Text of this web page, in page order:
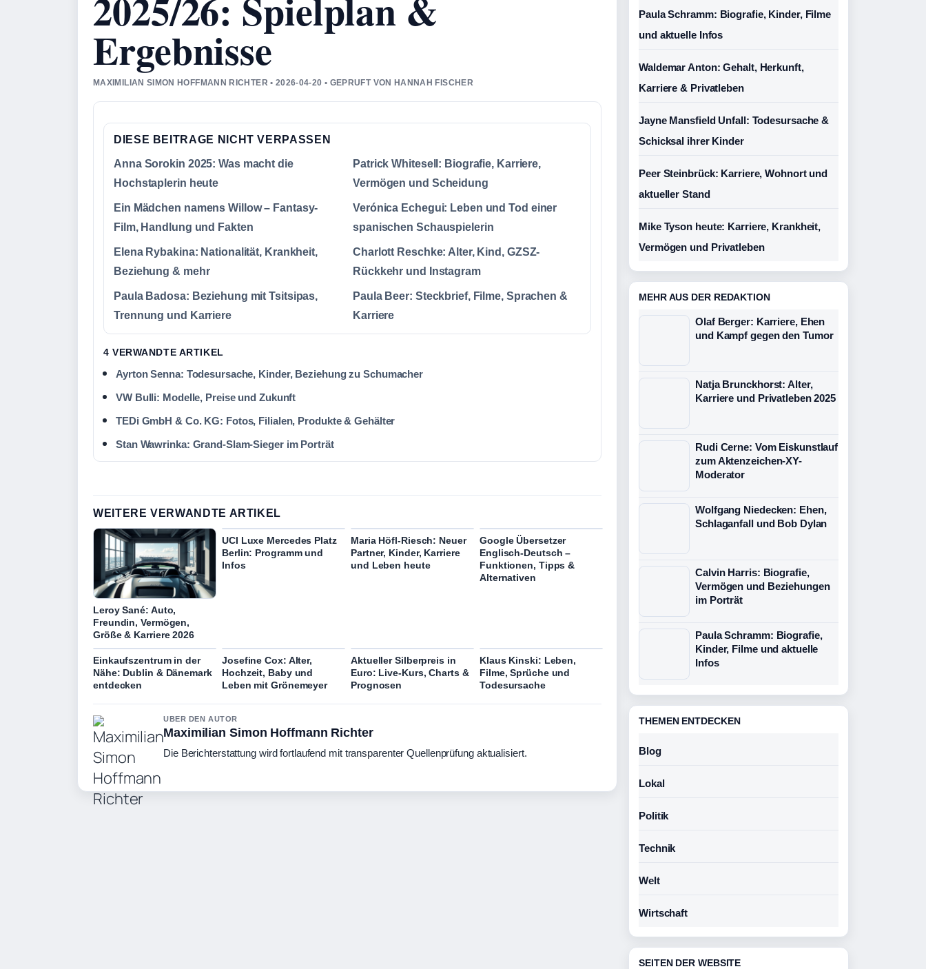
Ergebnisse
MAXIMILIAN SIMON HOFFMANN RICHTER • 2026-04-20 • GEPRUFT VON HANNAH FISCHER
DIESE BEITRAGE NICHT VERPASSEN
Anna Sorokin 2025: Was macht die
Hochstaplerin heute
Patrick Whitesell: Biografie, Karriere,
Vermögen und Scheidung
Ein Mädchen namens Willow – Fantasy-
Film, Handlung und Fakten
Verónica Echegui: Leben und Tod einer
spanischen Schauspielerin
Elena Rybakina: Nationalität, Krankheit,
Beziehung & mehr
Charlott Reschke: Alter, Kind, GZSZ-
Rückkehr und Instagram
Paula Badosa: Beziehung mit Tsitsipas,
Trennung und Karriere
Paula Beer: Steckbrief, Filme, Sprachen &
Karriere
4 VERWANDTE ARTIKEL
Ayrton Senna: Todesursache, Kinder, Beziehung zu Schumacher
VW Bulli: Modelle, Preise und Zukunft
TEDi GmbH & Co. KG: Fotos, Filialen, Produkte & Gehälter
Stan Wawrinka: Grand-Slam-Sieger im Porträt
WEITERE VERWANDTE ARTIKEL
Leroy Sané: Auto,
Freundin, Vermögen,
Größe & Karriere 2026
UCI Luxe Mercedes Platz
Berlin: Programm und
Infos
Maria Höfl-Riesch: Neuer
Partner, Kinder, Karriere
und Leben heute
Google Übersetzer
Englisch-Deutsch –
Funktionen, Tipps &
Alternativen
Einkaufszentrum in der
Nähe: Dublin & Dänemark
entdecken
Josefine Cox: Alter,
Hochzeit, Baby und
Leben mit Grönemeyer
Aktueller Silberpreis in
Euro: Live-Kurs, Charts &
Prognosen
Klaus Kinski: Leben,
Filme, Sprüche und
Todesursache
UBER DEN AUTOR
Maximilian Simon Hoffmann Richter
Die Berichterstattung wird fortlaufend mit transparenter Quellenprüfung aktualisiert.
Paula Schramm: Biografie, Kinder, Filme
und aktuelle Infos
Waldemar Anton: Gehalt, Herkunft,
Karriere & Privatleben
Jayne Mansfield Unfall: Todesursache &
Schicksal ihrer Kinder
Peer Steinbrück: Karriere, Wohnort und
aktueller Stand
Mike Tyson heute: Karriere, Krankheit,
Vermögen und Privatleben
MEHR AUS DER REDAKTION
Olaf Berger: Karriere, Ehen
und Kampf gegen den Tumor
Natja Brunckhorst: Alter,
Karriere und Privatleben 2025
Rudi Cerne: Vom Eiskunstlauf
zum Aktenzeichen-XY-
Moderator
Wolfgang Niedecken: Ehen,
Schlaganfall und Bob Dylan
Calvin Harris: Biografie,
Vermögen und Beziehungen
im Porträt
Paula Schramm: Biografie,
Kinder, Filme und aktuelle
Infos
THEMEN ENTDECKEN
Blog
Lokal
Politik
Technik
Welt
Wirtschaft
SEITEN DER WEBSITE